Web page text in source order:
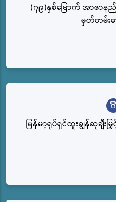
(၇၉)နှစ်မြောက် အာဇာန
မှတ်တမ်းဓ
မြန်မာ့ရုပ်ရှင်ထူးချွန်ဆုချီး